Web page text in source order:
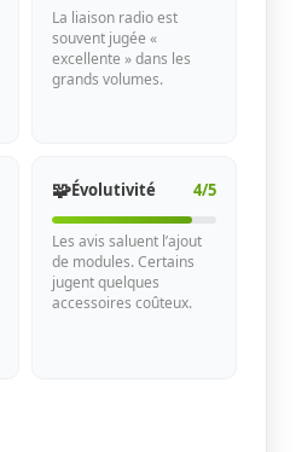
La liaison radio est
souvent jugée «
excellente » dans les
grands volumes.
🧩Évolutivité 4/5
Les avis saluent l’ajout
de modules. Certains
jugent quelques
accessoires coûteux.